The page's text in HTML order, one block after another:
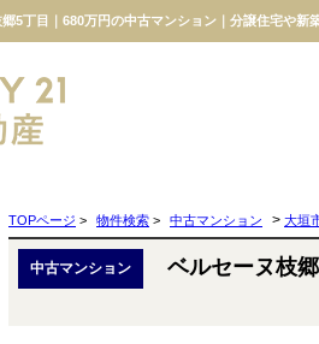
5丁目｜680万円の中古マンション｜分譲住宅や新
TOPページ > 物件検索 > 中古マンション > 大垣
中古マンション ベルセーヌ枝郷